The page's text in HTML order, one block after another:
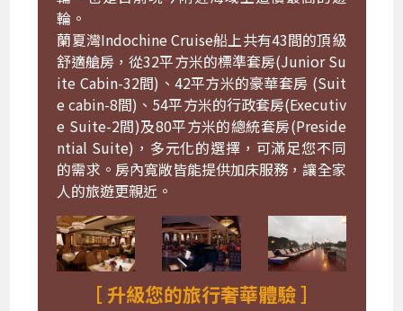
輪。
蘭夏灣Indochine Cruise船上共有43間的頂級
舒適艙房，從32平方米的標準套房(Junior Su
ite Cabin-32間)、42平方米的豪華套房 (Suit
e cabin-8間)、54平方米的行政套房(Executiv
e Suite-2間)及80平方米的總統套房(Preside
ntial Suite)，多元化的選擇，可滿足您不同
的需求。房內寬敞皆能提供加床服務，讓全家
人的旅遊更親近。
［ 升級您的旅行奢華體驗 ］